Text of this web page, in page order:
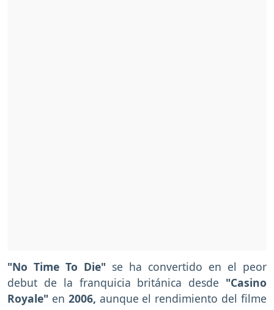
"No Time To Die" se ha convertido en el peor
debut de la franquicia británica desde "Casino
Royale" en 2006, aunque el rendimiento del filme